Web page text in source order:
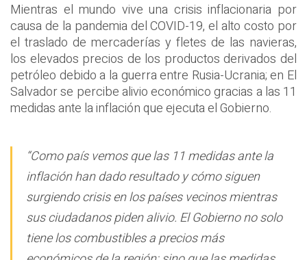
Mientras el mundo vive una crisis inflacionaria por
causa de la pandemia del COVID-19, el alto costo por
el traslado de mercaderías y fletes de las navieras,
los elevados precios de los productos derivados del
petróleo debido a la guerra entre Rusia-Ucrania; en El
Salvador se percibe alivio económico gracias a las 11
medidas ante la inflación que ejecuta el Gobierno.
“Como país vemos que las 11 medidas ante la
inflación han dado resultado y cómo siguen
surgiendo crisis en los países vecinos mientras
sus ciudadanos piden alivio. El Gobierno no solo
tiene los combustibles a precios más